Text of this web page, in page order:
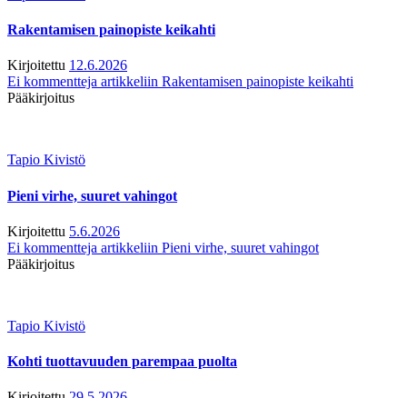
Rakentamisen painopiste keikahti
Kirjoitettu 12.6.2026
Ei kommentteja artikkeliin Rakentamisen painopiste keikahti
Pääkirjoitus
Tapio Kivistö
Pieni virhe, suuret vahingot
Kirjoitettu 5.6.2026
Ei kommentteja artikkeliin Pieni virhe, suuret vahingot
Pääkirjoitus
Tapio Kivistö
Kohti tuottavuuden parempaa puolta